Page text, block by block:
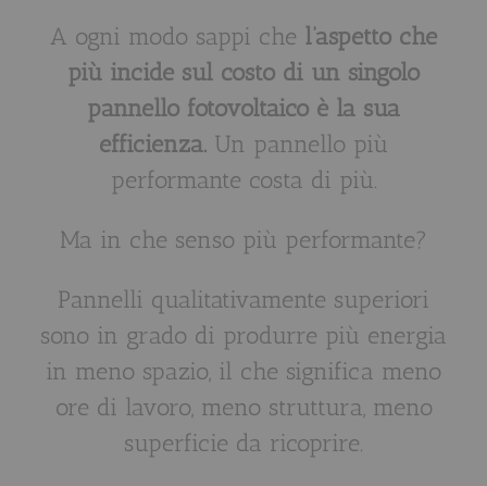
A ogni modo sappi che l’aspetto che
più incide sul costo di un singolo
pannello fotovoltaico è la sua
efficienza. Un pannello più
performante costa di più.
Ma in che senso più performante?
Pannelli qualitativamente superiori
sono in grado di produrre più energia
in meno spazio, il che significa meno
ore di lavoro, meno struttura, meno
superficie da ricoprire.